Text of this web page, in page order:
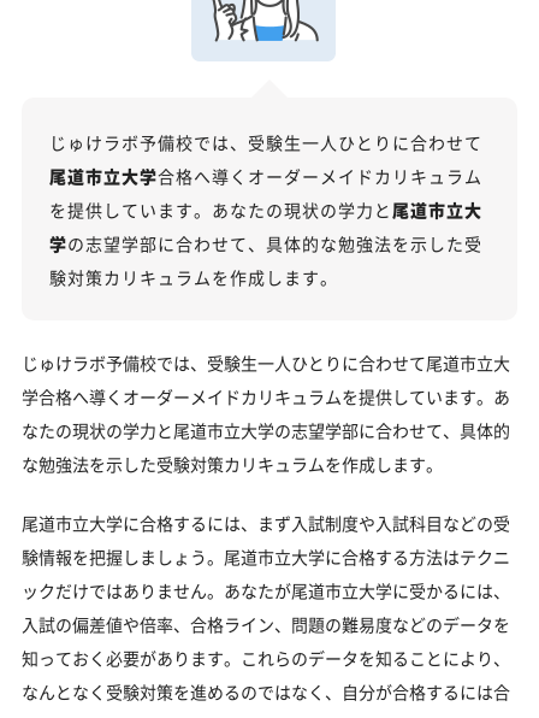
【2027年度】大学入学共通テスト対策！2026年度
の傾向と合格戦略
科目別分析と最新トレンド
尾道市立大学の受験情報
入試方式と学部別受験情報
尾道市立大学の入試難易度
尾道市立大学のキャンパス
「尾道市立大学に受かる気がしない」とやる気をな
受験勉強を始めるのが遅くても尾道市立大学に合格
できる？
大学受験対策いつから始める？学年・時期別の勉強
のポイント
不登校・高卒認定者・通信制高校の尾道市立大学受
験も対応可能
じゅけラボ予備校では、受験生一人ひとりに合わせて
尾道市立大学合格へ導くオーダーメイドカリキュラム
を提供しています。あなたの現状の学力と 尾道市立大
学の志望学部に合わせて、具体的な勉強法を示した受
験対策カリキュラムを作成します。
じゅけラボ予備校では、受験生一人ひとりに合わせて尾道市立大
学合格へ導くオーダーメイドカリキュラムを提供しています。あ
なたの現状の学力と尾道市立大学の志望学部に合わせて、具体的
な勉強法を示した受験対策カリキュラムを作成します。
尾道市立大学に合格するには、まず入試制度や入試科目などの受
験情報を把握しましょう。尾道市立大学に合格する方法はテクニ
ックだけではありません。あなたが尾道市立大学に受かるには、
入試の偏差値や倍率、合格ライン、問題の難易度などのデータを
知っておく必要があります。これらのデータを知ることにより、
なんとなく受験対策を進めるのではなく、自分が合格するには合